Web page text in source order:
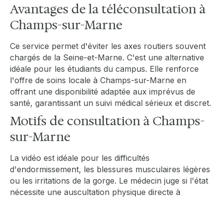
Avantages de la téléconsultation à
Champs-sur-Marne
Ce service permet d'éviter les axes routiers souvent
chargés de la Seine-et-Marne. C'est une alternative
idéale pour les étudiants du campus. Elle renforce
l'offre de soins locale à Champs-sur-Marne en
offrant une disponibilité adaptée aux imprévus de
santé, garantissant un suivi médical sérieux et discret.
Motifs de consultation à Champs-
sur-Marne
La vidéo est idéale pour les difficultés
d'endormissement, les blessures musculaires légères
ou les irritations de la gorge. Le médecin juge si l'état
nécessite une auscultation physique directe à